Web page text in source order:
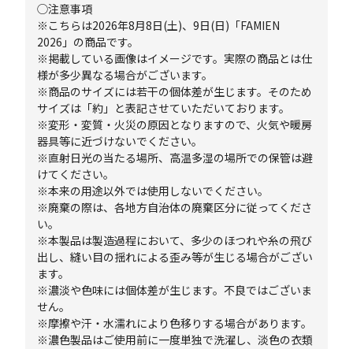
◯注意事項
※こちらは2026年8月8日(土)、9日(日)「FAMIEN
2026」の商品です。
※掲載している画像はイメージです。実際の商品とは仕
様が多少異なる場合がございます。
※商品のサイズには若干の個体差が生じます。そのため
サイズは「約」と表記させていただいております。
※変形・変質・火災の原因となりますので、火気や暖房
器具等に近づけないでください。
※直射日光の当たる場所、高温多湿の場所での保管は避
けてください。
※本来の用途以外では使用しないでください。
※廃棄の際は、各地方自治体の廃棄区分に従ってくださ
い。
※本製品は製造過程において、多少のほつれや糸の飛び
出し、縫い目の揺れによる歪み等が生じる場合がござい
ます。
※濃淡や色味には個体差が生じます。不良ではございま
せん。
※摩擦や汗・水濡れにより色移りする場合があります。
※濃色製品はご使用前に一度単独で洗濯し、淡色の衣類